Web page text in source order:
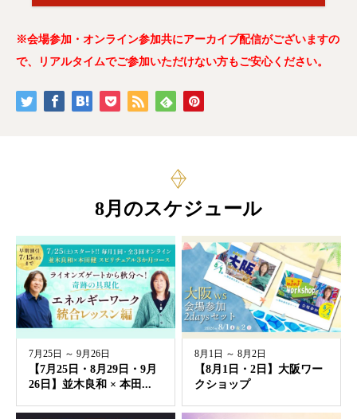
※会場参加・オンライン参加共にアーカイブ配信がございますの
で、リアルタイムでご参加いただけない方もご安心ください。
8月のスケジュール
7月25日 ～ 9月26日
【7月25日・8月29日・9月
26日】並木良和 × 本田...
8月1日 ～ 8月2日
【8月1日・2日】大阪ワー
クショップ